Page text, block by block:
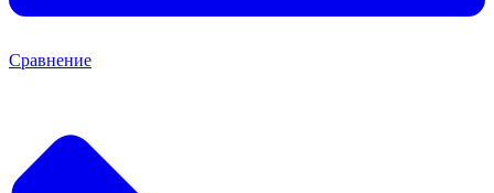
Сравнение